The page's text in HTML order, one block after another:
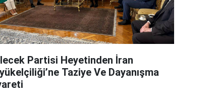
Partisi Heyetinden İran
Taziye Ve Dayanışma